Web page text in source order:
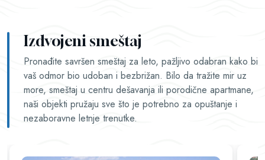
Izdvojeni smeštaj
Pronađite savršen smeštaj za leto, pažljivo odabran kako bi
vaš odmor bio udoban i bezbrižan. Bilo da tražite mir uz
more, smeštaj u centru dešavanja ili porodične apartmane,
naši objekti pružaju sve što je potrebno za opuštanje i
nezaboravne letnje trenutke.